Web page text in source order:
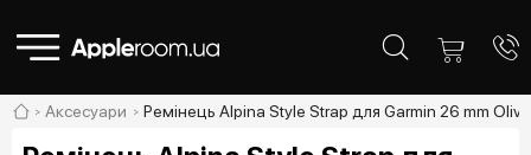
Аксесуари Ремінець Alpina Style Strap для Garmin 26 mm